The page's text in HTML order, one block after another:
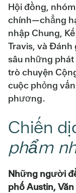
Hội đồng,
chính—chẳng
nhập Chung,
Travis, và
sâu những
trò chuyện
cuộc phỏng
phương.
Chiến
phẩm
Những người
phố Austin,